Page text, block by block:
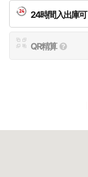
24時間入出庫可
QR精算